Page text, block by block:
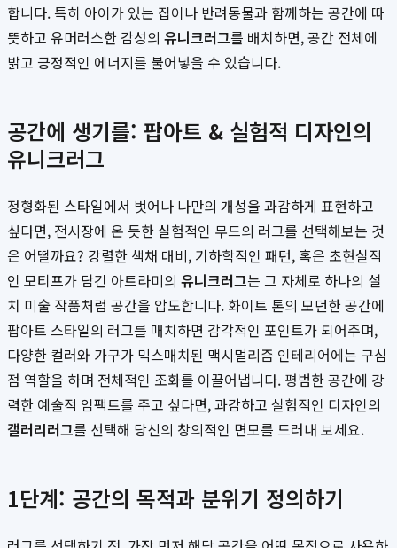
합니다. 특히 아이가 있는 집이나 반려동물과 함께하는 공간에 따
뜻하고 유머러스한 감성의 유니크러그를 배치하면, 공간 전체에
밝고 긍정적인 에너지를 불어넣을 수 있습니다.
공간에 생기를: 팝아트 & 실험적 디자인의
유니크러그
정형화된 스타일에서 벗어나 나만의 개성을 과감하게 표현하고
싶다면, 전시장에 온 듯한 실험적인 무드의 러그를 선택해보는 것
은 어떨까요? 강렬한 색채 대비, 기하학적인 패턴, 혹은 초현실적
인 모티프가 담긴 아트라미의 유니크러그는 그 자체로 하나의 설
치 미술 작품처럼 공간을 압도합니다. 화이트 톤의 모던한 공간에
팝아트 스타일의 러그를 매치하면 감각적인 포인트가 되어주며,
다양한 컬러와 가구가 믹스매치된 맥시멀리즘 인테리어에는 구심
점 역할을 하며 전체적인 조화를 이끌어냅니다. 평범한 공간에 강
력한 예술적 임팩트를 주고 싶다면, 과감하고 실험적인 디자인의
갤러리러그를 선택해 당신의 창의적인 면모를 드러내 보세요.
1단계: 공간의 목적과 분위기 정의하기